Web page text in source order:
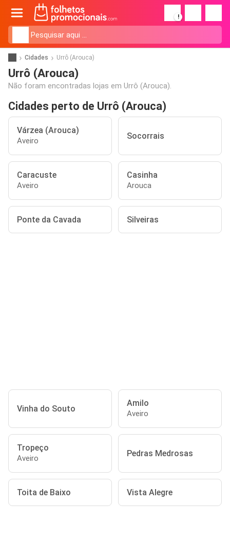
!
Cidades Urrô (Arouca)
Urrô (Arouca)
Não foram encontradas lojas em Urrô (Arouca).
Cidades perto de Urrô (Arouca)
Várzea (Arouca)
Aveiro Socorrais
Caracuste
Aveiro
Casinha
Arouca
Ponte da Cavada Silveiras
Vinha do Souto
Amilo
Aveiro
Tropeço
Aveiro Pedras Medrosas
Toita de Baixo Vista Alegre